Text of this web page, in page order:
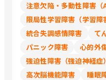
注意欠陥・多動性障害（
限局性学習障害（学習障
統合失調感情障害
て
パニック障害
心的外
強迫性障害（強迫神経症）
高次脳機能障害
睡眠